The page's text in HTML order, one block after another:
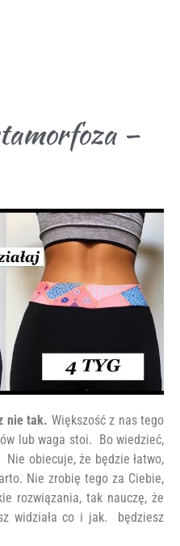
–
nie tak. Większość z nas tego
lub waga stoi. Bo wiedzieć,
obiecuje, że będzie łatwo,
Nie zrobię tego za Ciebie,
rozwiązania, tak nauczę, że
widziała co i jak. będziesz